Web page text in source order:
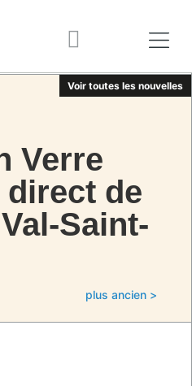
Voir toutes les nouvelles
Verre
direct de
Saint-
plus ancien >